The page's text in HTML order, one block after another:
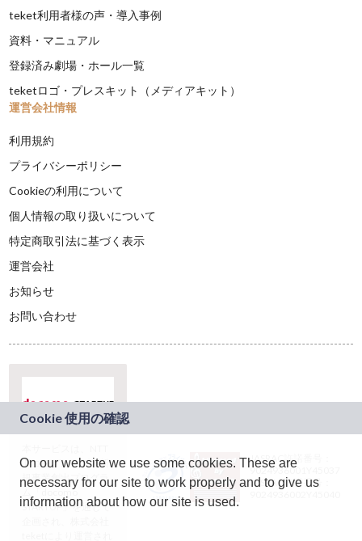
teket利用者様の声・導入事例
資料・マニュアル
登録済み劇場・ホール一覧
teketロゴ・プレスキット（メディアキット）
運営会社情報
利用規約
プライバシーポリシー
Cookieの利用について
個人情報の取り扱いについて
特定商取引法に基づく表示
運営会社
お知らせ
お問い合わせ
ドコモグループの新
規事業創出プログラ
ム「docomo
STARTUP」を通じて
JASRAC許諾番号：
9024936001Y45037
JASRAC許諾番号：
On our website we use some cookies. These are
necessary for our site to work properly and to give us
information about how our site is used.